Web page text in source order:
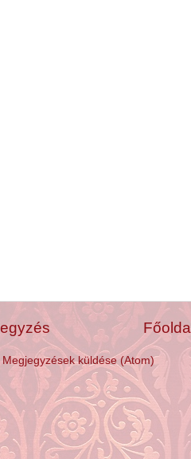
Főoldal
Megjegyzések küldése (Atom)